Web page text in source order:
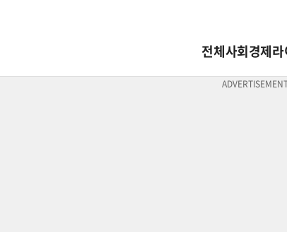
전체사회경제